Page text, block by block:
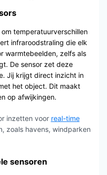
temperatuurverschillen
infraroodstraling die elk
warmtebeelden, zelfs als
De sensor zet deze
Jij krijgt direct inzicht in
het object. Dit maakt
op afwijkingen.
inzetten voor real-time
zoals havens, windparken
sensoren